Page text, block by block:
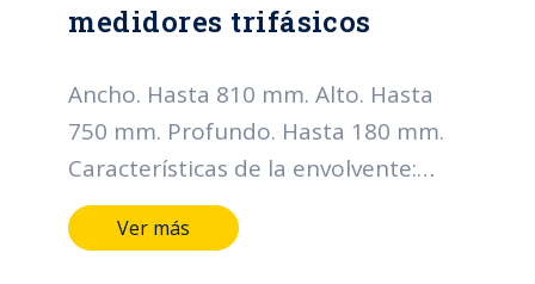
medidores trifásicos
Ancho. Hasta 810 mm. Alto. Hasta
750 mm. Profundo. Hasta 180 mm.
Características de la envolvente:
Grado de protección IP: Hasta IP66
Grado de resistencia al impacto IK:
Ver más